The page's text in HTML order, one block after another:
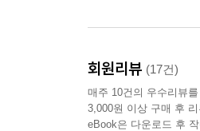
“소 황자께서는 황
폐하를 돕는 길입니
지몽의 대답에 대신
회원리뷰 (17건)
매주 10건의 우수리뷰
3,000원 이상 구매 후
eBook은 다운로드 후